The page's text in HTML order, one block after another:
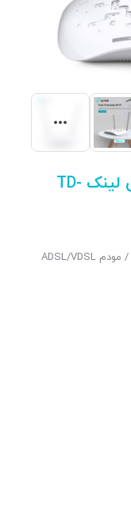
مودم ADSL/VDSL وایرلس تی پی لینک TD-
/ مودم ADSL/VDSL